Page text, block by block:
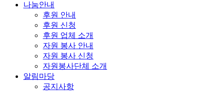
나눔안내
후원 안내
후원 신청
후원 업체 소개
자원 봉사 안내
자원 봉사 신청
자원봉사단체 소개
알림마당
공지사항